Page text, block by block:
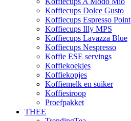
Koffiecups Dolce Gusto
Koffiecups Espresso Point
Koffiecups Illy MPS
Koffiecups Lavazza Blue
Koffiecups Nespresso
Koffie ESE servings
Koffiekoekjes
Koffiekopjes
Koffiemelk en suiker
Koffiesiroop
Proefpakket
THEE